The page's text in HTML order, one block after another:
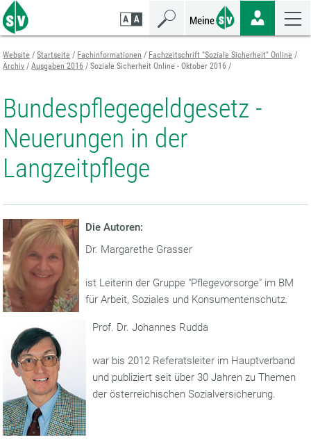
Zum
Seiteninhalt
springen
Zur
Navigation
springen
Zur
Mobilen
Navigation
springen
Website Startseite Fachinformationen
Fachzeitschrift "Soziale Sicherheit" Online
Archiv
Ausgaben 2016 Soziale Sicherheit Online - Oktober 2016
Bundespflegegeldgesetz -
Neuerungen in der
Langzeitpflege
Die Autoren:
Dr. Margarethe Grasser
ist Leiterin der Gruppe "Pflegevorsorge" im BM
für Arbeit, Soziales und Konsumentenschutz.
Prof. Dr. Johannes Rudda
war bis 2012 Referatsleiter im Hauptverband
und publiziert seit über 30 Jahren zu Themen
der österreichischen Sozialversicherung.